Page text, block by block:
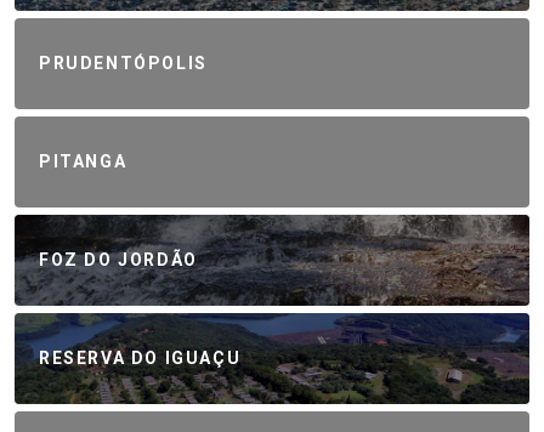
PRUDENTÓPOLIS
PITANGA
FOZ DO JORDÃO
RESERVA DO IGUAÇU